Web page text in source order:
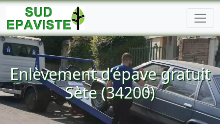
Enlèvement d’épave gratuit
Sète (34200)